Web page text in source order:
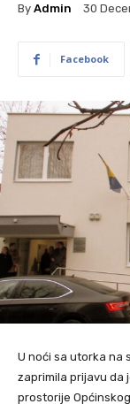
By Admin 30
Facebook
U noći sa utorka na
zaprimila prijavu da
prostorije